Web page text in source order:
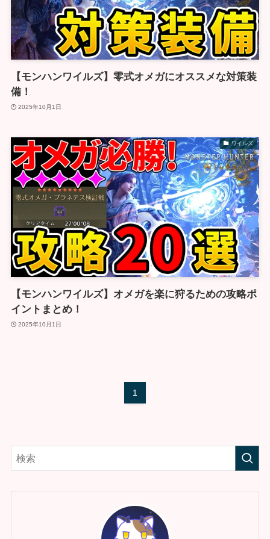
【モンハンワイルズ】零式オメガにオススメな対策装
備！
2025年10月1日
ワイルズ
【モンハンワイルズ】オメガを楽に狩るための攻略ポ
イントまとめ！
2025年10月1日
1